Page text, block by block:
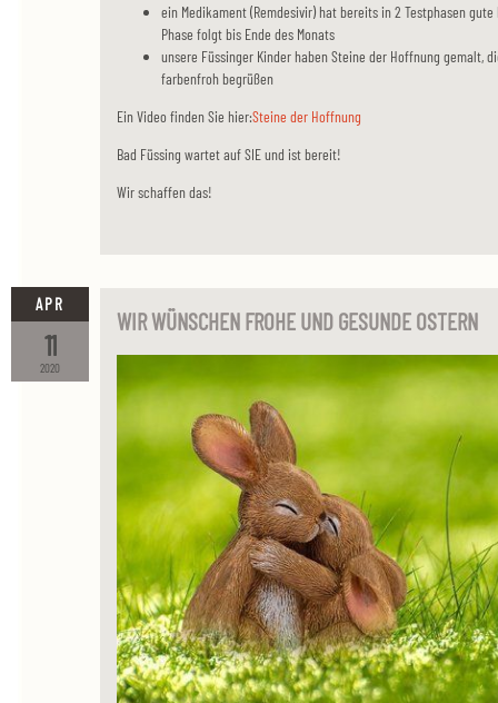
ein Medikament (Remdesivir) hat bereits in 2 Testphasen
Phase folgt bis Ende des Monats
unsere Füssinger Kinder haben Steine der Hoffnung gemalt,
farbenfroh begrüßen
Ein Video finden Sie hier:Steine der Hoffnung
Bad Füssing wartet auf SIE und ist bereit!
Wir schaffen das!
2020
11
APR
WIR WÜNSCHEN FROHE UND GESUNDE OSTERN